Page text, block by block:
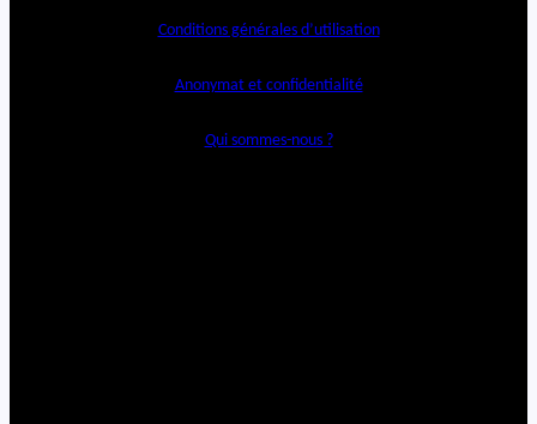
Conditions générales d’utilisation
Anonymat et confidentialité
Qui sommes-nous ?